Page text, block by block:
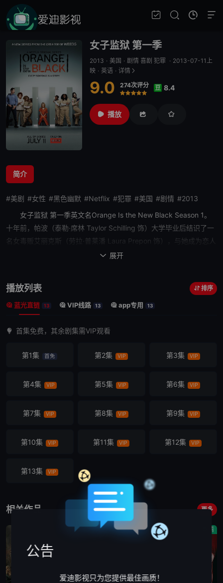
女子监狱 第一季
2013 · 美国 · 剧情 喜剧 犯罪 · 2013-07-11上
映 · 英语 · 详情
9.0 274次评分
很差
较差
还行推荐力荐
豆 8.4
播放
简介
#美剧 #女性 #黑色幽默 #Netflix #犯罪 #美国 #剧情 #2013
女子监狱 第一季英文名Orange Is the New Black Season 1。
十年前，帕波（泰勒·席林 Taylor Schilling 饰）大学毕业后结识了一
名女毒贩艾丽克斯（劳拉·普莱潘 Laura Prepon 饰），与她成为恋人
并随她环游世界，后来在她要求下参加了一次运毒行动。时过境迁，
到逮捕。帕波主动来到女子监狱服刑，为期15个月。面对监狱的新环
境，初来乍到的帕波感到不知所措，糟糕的是她还不小心得罪了厨房
女友艾丽克斯。在这座联邦女子监狱内，帕波遇到形形色色的女囚，
一群性格坦率的女囚犯，但她的牢狱生活绝不会一帆风顺……
 展开
播放列表 排序
蓝光直链 13 VIP线路 13 app专用 13
首集免费，其余剧集需VIP观看
第1集 首免 第2集 VIP 第3集 VIP
第4集 VIP 第5集 VIP 第6集 VIP
第7集 VIP 第8集 VIP 第9集 VIP
第10集 VIP 第11集 VIP 第12集 VIP
第13集 VIP
相关作品 更多
剧情 剧情
公告
爱迪影视只为您提供最佳画质！